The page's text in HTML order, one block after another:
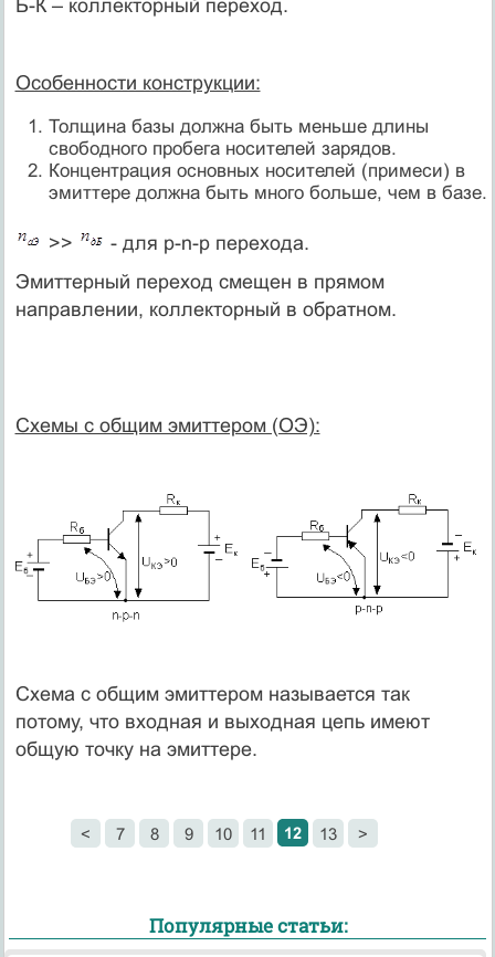
Б-К – коллекторный переход.
Особенности конструкции:
Толщина базы должна быть меньше длины
свободного пробега носителей зарядов.
Концентрация основных носителей (примеси) в
эмиттере должна быть много больше, чем в базе.
>>
- для p-n-p перехода.
Эмиттерный переход смещен в прямом
направлении, коллекторный в обратном.
Схемы с общим эмиттером (ОЭ):
Схема с общим эмиттером называется так
потому, что входная и выходная цепь имеют
общую точку на эмиттере.
< 7 8 9 10 11 12 13 >
Популярные статьи: